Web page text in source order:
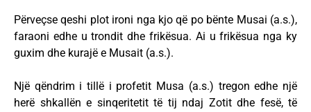
Përveçse qeshi plot ironi nga kjo që po bënte Musai (a.s.),
faraoni edhe u trondit dhe frikësua. Ai u frikësua nga ky
guxim dhe kurajë e Musait (a.s.).
Një qëndrim i tillë i profetit Musa (a.s.) tregon edhe një
herë shkallën e sinqeritetit të tij ndaj Zotit dhe fesë, të